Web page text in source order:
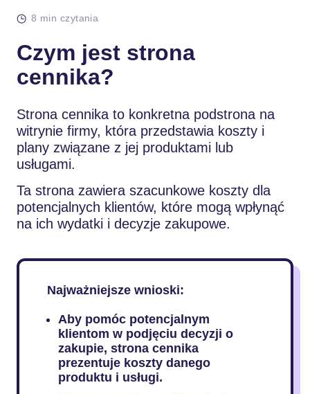
8 min czytania
Czym jest strona
cennika?
Strona cennika to konkretna podstrona na
witrynie firmy, która przedstawia koszty i
plany związane z jej produktami lub
usługami.
Ta strona zawiera szacunkowe koszty dla
potencjalnych klientów, które mogą wpłynąć
na ich wydatki i decyzje zakupowe.
Najważniejsze wnioski:
Aby pomóc potencjalnym
klientom w podjęciu decyzji o
zakupie, strona cennika
prezentuje koszty danego
produktu i usługi.